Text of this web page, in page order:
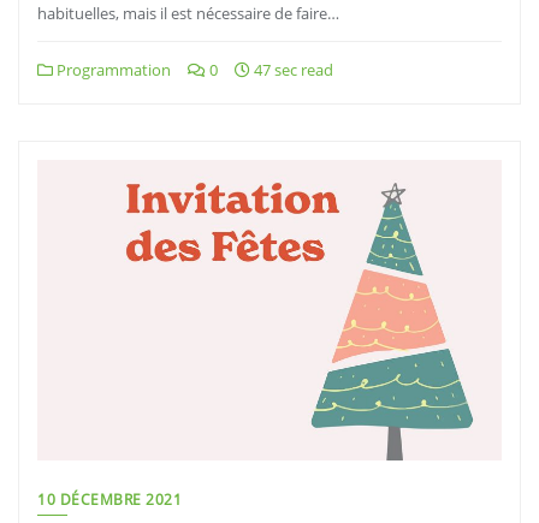
habituelles, mais il est nécessaire de faire…
Programmation 0 47 sec read
10 DÉCEMBRE 2021